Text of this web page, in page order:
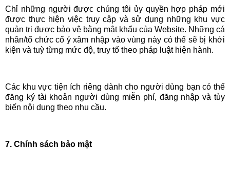
Chỉ những người được chúng tôi ủy quyền hợp pháp mới
được thực hiện việc truy cập và sử dụng những khu vực
quản trị được bảo vệ bằng mật khẩu của Website. Những cá
nhân/tổ chức cố ý xâm nhập vào vùng này có thể sẽ bị khởi
kiện và tuỳ từng mức độ, truy tố theo pháp luật hiện hành.
Các khu vực tiện ích riêng dành cho người dùng bạn có thể
đăng ký tài khoản người dùng miễn phí, đăng nhập và tùy
biến nội dung theo nhu cầu.
7. Chính sách bảo mật